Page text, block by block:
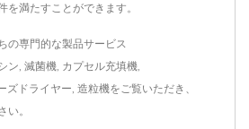
を満たすことができます。
の専門的な製品サービス
ン 滅菌機 カプセル充填機
ズドライヤー 造粒機をご覧いただき、
い。